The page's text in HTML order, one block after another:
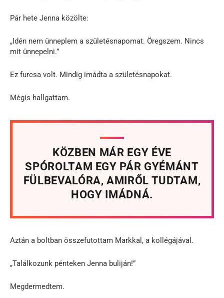
Pár hete Jenna közölte:
„Idén nem ünneplem a születésnapomat. Öregszem. Nincs
mit ünnepelni.”
Ez furcsa volt. Mindig imádta a születésnapokat.
Mégis hallgattam.
KÖZBEN MÁR EGY ÉVE
SPÓROLTAM EGY PÁR GYÉMÁNT
FÜLBEVALÓRA, AMIRŐL TUDTAM,
HOGY IMÁDNÁ.
Aztán a boltban összefutottam Markkal, a kollégájával.
„Találkozunk pénteken Jenna buliján!”
Megdermedtem.